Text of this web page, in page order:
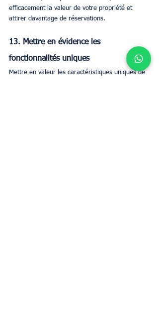
efficacement la valeur de votre propriété et
attirer davantage de réservations.
13. Mettre en évidence les
fonctionnalités uniques
Mettre en valeur les caractéristiques uniques de